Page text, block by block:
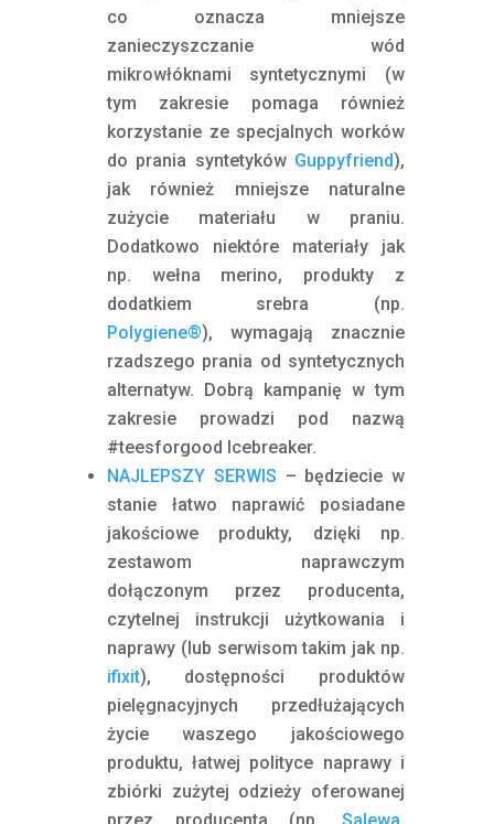
co oznacza mniejsze
zanieczyszczanie wód
mikrowłóknami syntetycznymi (w
tym zakresie pomaga również
korzystanie ze specjalnych worków
do prania syntetyków Guppyfriend),
jak również mniejsze naturalne
zużycie materiału w praniu.
Dodatkowo niektóre materiały jak
np. wełna merino, produkty z
dodatkiem srebra (np.
Polygiene®), wymagają znacznie
rzadszego prania od syntetycznych
alternatyw. Dobrą kampanię w tym
zakresie prowadzi pod nazwą
#teesforgood Icebreaker.
NAJLEPSZY SERWIS – będziecie w
stanie łatwo naprawić posiadane
jakościowe produkty, dzięki np.
zestawom naprawczym
dołączonym przez producenta,
czytelnej instrukcji użytkowania i
naprawy (lub serwisom takim jak np.
ifixit), dostępności produktów
pielęgnacyjnych przedłużających
życie waszego jakościowego
produktu, łatwej polityce naprawy i
zbiórki zużytej odzieży oferowanej
przez producenta (np.Salewa